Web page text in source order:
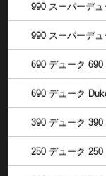
990 スーパーデ
990 スーパーデ
690 デューク 690
690 デューク
390 デューク 390
250 デューク 250